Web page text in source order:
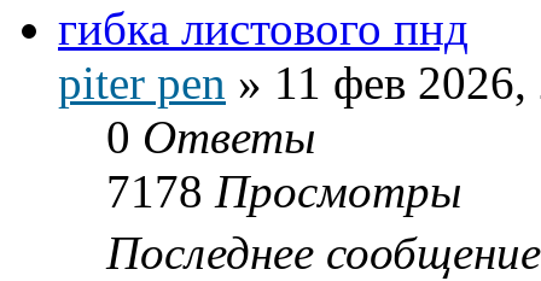
гибка листового пнд
piter pen » 11 фев
0 Ответы
7178 Просмотры
Последнее